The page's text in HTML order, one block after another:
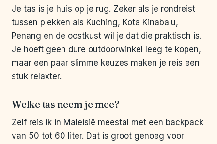
Je tas is je huis op je rug. Zeker als je rondreist
tussen plekken als Kuching, Kota Kinabalu,
Penang en de oostkust wil je dat die praktisch is.
Je hoeft geen dure outdoorwinkel leeg te kopen,
maar een paar slimme keuzes maken je reis een
stuk relaxter.
Welke tas neem je mee?
Zelf reis ik in Maleisië meestal met een backpack
van 50 tot 60 liter. Dat is groot genoeg voor